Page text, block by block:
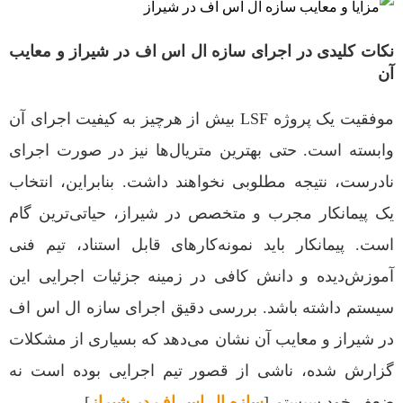
نکات کلیدی در اجرای سازه ال اس اف در شیراز و معایب
آن
موفقیت یک پروژه LSF بیش از هرچیز به کیفیت اجرای آن
وابسته است. حتی بهترین متریال‌ها نیز در صورت اجرای
نادرست، نتیجه مطلوبی نخواهند داشت. بنابراین، انتخاب
یک پیمانکار مجرب و متخصص در شیراز، حیاتی‌ترین گام
است. پیمانکار باید نمونه‌کارهای قابل استناد، تیم فنی
آموزش‌دیده و دانش کافی در زمینه جزئیات اجرایی این
سیستم داشته باشد. بررسی دقیق اجرای سازه ال اس اف
در شیراز و معایب آن نشان می‌دهد که بسیاری از مشکلات
گزارش‌ شده، ناشی از قصور تیم اجرایی بوده است نه